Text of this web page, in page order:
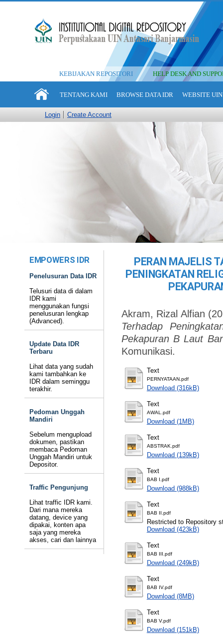
KEBIJAKAN REPOSITORI HELP DESK AND
TENTANG KAMI BROWSE DATA IDR WEBSITE
Login Create Account
EMPOWERS IDR
Penelusuran Data IDR
Telusuri data di dalam
IDR kami
menggunakan fungsi
penelusuran lengkap
(Advanced).
Update Data IDR
Terbaru
Lihat data yang sudah
kami tambahkan ke
IDR dalam seminggu
terakhir.
Pedoman Unggah
Mandiri
Sebelum mengupload
dokumen, pastikan
membaca Pedoman
Unggah Mandiri untuk
Depositor.
Traffic Pengunjung
Lihat traffic IDR kami.
Dari mana mereka
datang, device yang
dipakai, konten apa
saja yang mereka
akses, cari dan lainnya
PERAN MAJELIS
PENINGKATAN
Akram, Rizal Alfian
Terhadap
Pekapuran B Laut
Komunikasi.
Text
PERNYATAAN.pdf
Download (316kB)
Text
AWAL.pdf
Download (1MB)
Text
ABSTRAK.pdf
Download (139kB)
Text
BAB I.pdf
Download (988kB)
Text
BAB II.pdf
Restricted to Repository
Download (423kB)
Text
BAB III.pdf
Download (249kB)
Text
BAB IV.pdf
Download (8MB)
Text
BAB V.pdf
Download (151kB)